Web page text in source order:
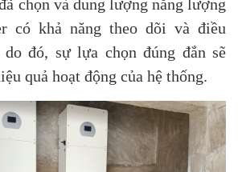
chọn và dung lượng năng lượng
có khả năng theo dõi và điều
đó, sự lựa chọn đúng đắn sẽ
quả hoạt động của hệ thống.